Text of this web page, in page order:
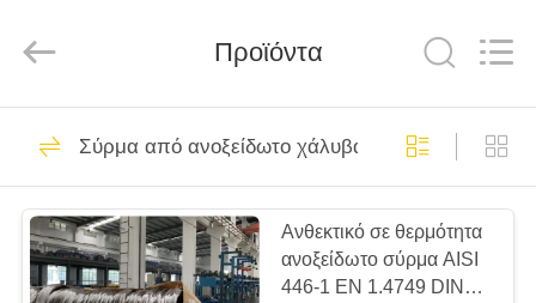
ΣΠΊΤΙ
ΠΡΟΪΌΝΤΑ
ΒΊΝΤΕΟ
μαρτενσιτικό
ανοξείδωτο
Προϊόντα
Σύρμα από ανοξείδωτο χάλυβα
Ανθεκτικό σε θερμότητα
ανοξείδωτο σύρμα AISI
446-1 EN 1.4749 DIN